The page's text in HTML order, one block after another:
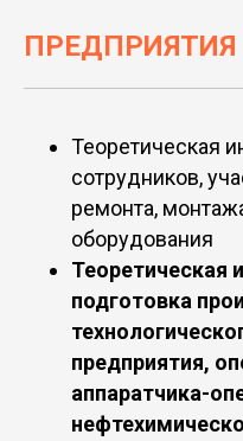
ПРЕДПРИЯТИЯ
Теоретическая
сотрудников,
ремонта,
оборудования
Теоретическая
подготовка
предприятия,
аппаратчика-